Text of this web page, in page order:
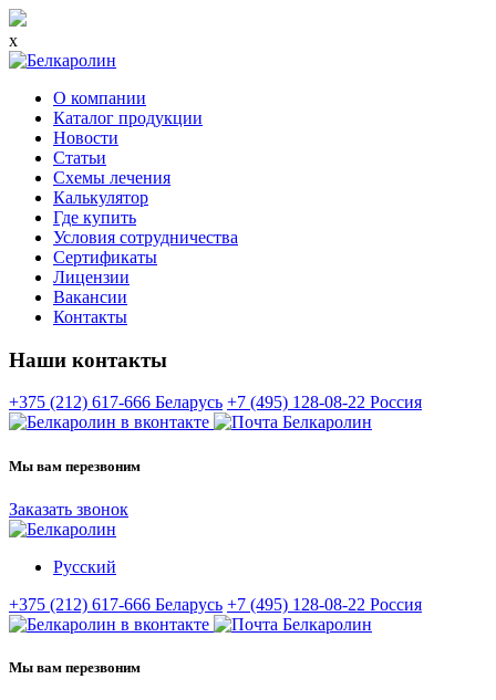
x
О компании
Каталог продукции
Новости
Статьи
Схемы лечения
Калькулятор
Где купить
Условия сотрудничества
Сертификаты
Лицензии
Вакансии
Контакты
Наши контакты
+375 (212) 617-666 Беларусь +7 (495) 128-08-22 Россия
Мы вам перезвоним
Заказать звонок
Русский
+375 (212) 617-666 Беларусь +7 (495) 128-08-22 Россия
Мы вам перезвоним